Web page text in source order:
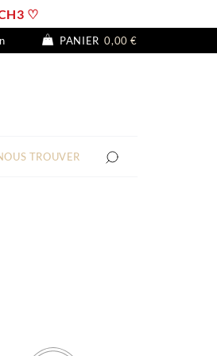
♡
PANIER 0,00 €
TROUVER